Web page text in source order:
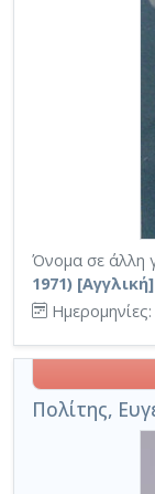
Όνομα σε άλλη
1971) [Αγγλική]
Ημερομηνίες:
Πολίτης,